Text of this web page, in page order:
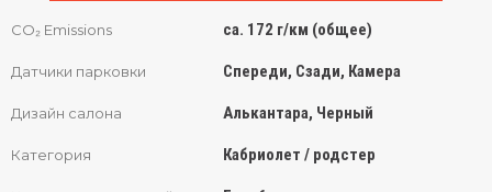
CO₂ Emissions ca. 172 г/км (общее)
Датчики парковки Спереди, Сзади, Камера
Дизайн салона Алькантара, Черный
Категория Кабриолет / родстер